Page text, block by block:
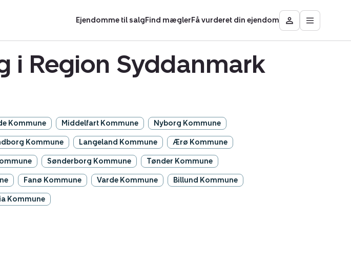
Ejendomme til salgFind mæglerFå vurderet din ejendom
Besøg
Mit
Åbn
i Region Syddanmark
Kommune Middelfart Kommune Nyborg Kommune
Kommune Langeland Kommune Ærø Kommune
Sønderborg Kommune Tønder Kommune
Fanø Kommune Varde Kommune Billund Kommune
Kommune